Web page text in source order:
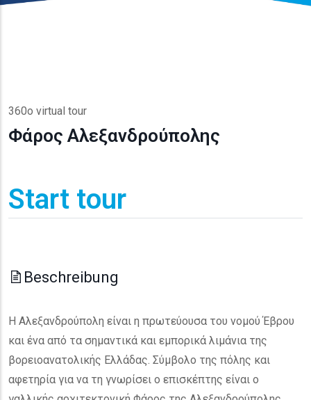
360o virtual tour
Φάρος Αλεξανδρούπολης
Start tour
Beschreibung
Η Αλεξανδρούπολη είναι η πρωτεύουσα του νομού Έβρου
και ένα από τα σημαντικά και εμπορικά λιμάνια της
βορειοανατολικής Ελλάδας. Σύμβολο της πόλης και
αφετηρία για να τη γνωρίσει ο επισκέπτης είναι ο